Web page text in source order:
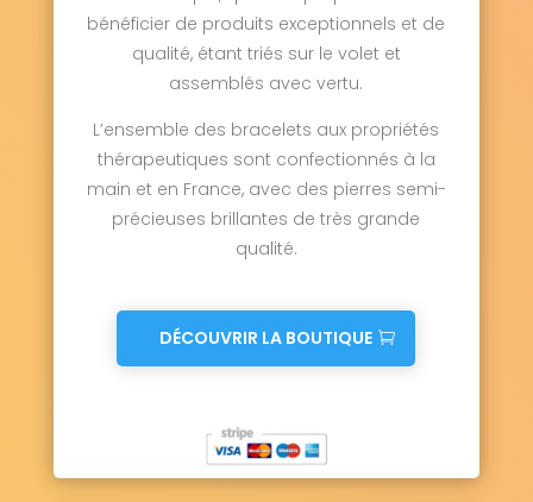
bénéficier de produits exceptionnels et de
qualité, étant triés sur le volet et
assemblés avec vertu.
L’ensemble des bracelets aux propriétés
thérapeutiques sont confectionnés à la
main et en France, avec des pierres semi-
précieuses brillantes de très grande
qualité.
DÉCOUVRIR LA BOUTIQUE